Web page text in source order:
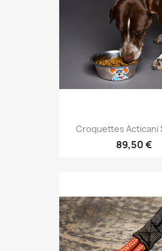
Croquettes Acticani
89,50 €